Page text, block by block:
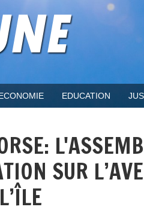
EDUCATION
SUR